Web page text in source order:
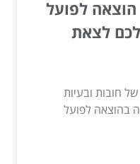
הוצאה לפועל
לכם לצאת
חובות ובעיות
בהוצאה לפועל